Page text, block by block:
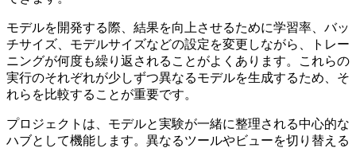
モデルを開発する際、結果を向上させるために学習率、バッ
チサイズ、モデルサイズなどの設定を変更しながら、トレー
ニングが何度も繰り返されることがよくあります。これらの
実行のそれぞれが少しずつ異なるモデルを生成するため、そ
れらを比較することが重要です。
プロジェクトは、モデルと実験が一緒に整理される中心的な
ハブとして機能します。異なるツールやビューを切り替える